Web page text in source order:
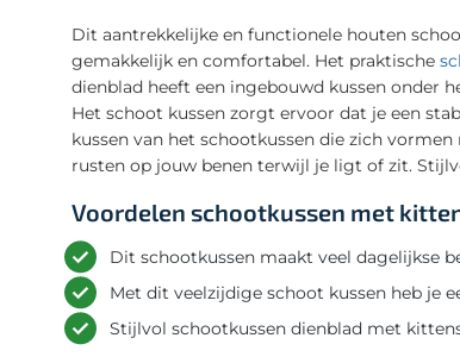
Dit aantrekkelijke en functionele houten
gemakkelijk en comfortabel. Het praktische
dienblad heeft een ingebouwd kussen onder
Het schoot kussen zorgt ervoor dat je een
kussen van het schootkussen die zich
rusten op jouw benen terwijl je ligt of zit.
Voordelen schootkussen met
Dit schootkussen maakt veel dagelijkse
Met dit veelzijdige schoot kussen heb je
Stijlvol schootkussen dienblad met